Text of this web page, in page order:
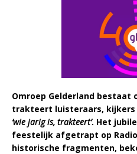
Omroep Gelderland bestaat
trakteert luisteraars,
‘wie jarig is, trakteert’. Het
feestelijk afgetrapt op
historische fragmenten,